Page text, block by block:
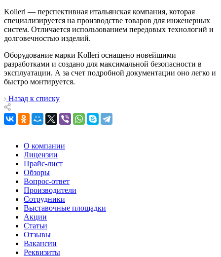
Kolleri — перспективная итальянская компания, которая
специализируется на производстве товаров для инженерных
систем. Отличается использованием передовых технологий и
долговечностью изделий.
Оборудование марки Kolleri оснащено новейшими
разработками и создано для максимальной безопасности в
эксплуатации. А за счет подробной документации оно легко и
быстро монтируется.
Назад к списку
О компании
Лицензии
Прайс-лист
Обзоры
Вопрос-ответ
Производители
Сотрудники
Выставочные площадки
Акции
Статьи
Отзывы
Вакансии
Реквизиты